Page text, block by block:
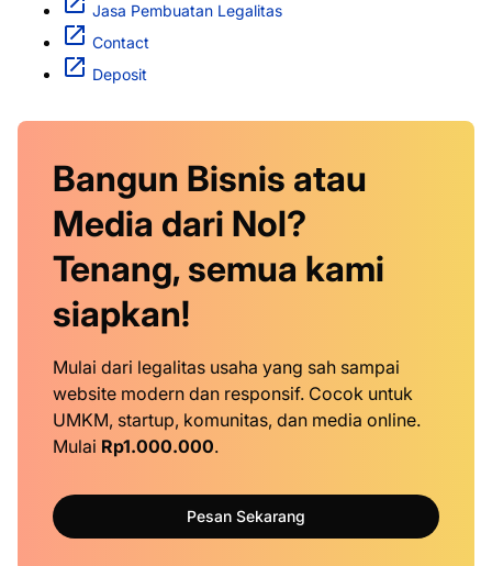
Jasa Pembuatan Legalitas
Contact
Deposit
Bangun Bisnis atau
Media dari Nol?
Tenang, semua kami
siapkan!
Mulai dari legalitas usaha yang sah sampai
website modern dan responsif. Cocok untuk
UMKM, startup, komunitas, dan media online.
Mulai Rp1.000.000.
Pesan Sekarang